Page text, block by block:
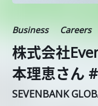
Business Careers
株式会社
本理恵さん
SEVENBANK